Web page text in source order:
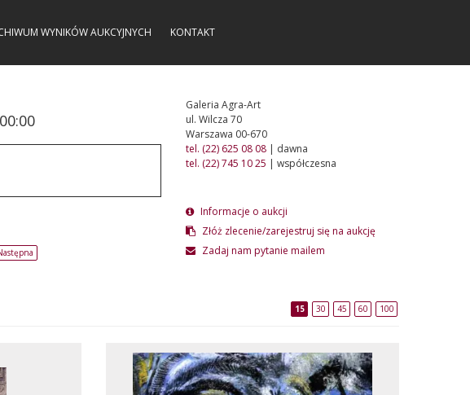
WYNIKÓW AUKCYJNYCH KONTAKT
Galeria Agra-Art
ul. Wilcza 70
Warszawa 00-670
tel. (22) 625 08 08| dawna
tel. (22) 745 10 25 | współczesna
Informacje o aukcji
Złóż zlecenie/zarejestruj się na aukcję
Zadaj nam pytanie mailem
15 30 45 60 100